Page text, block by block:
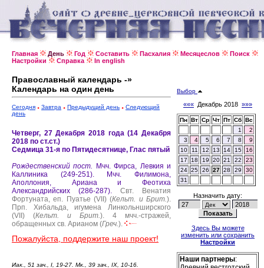
Главная День Год Составить Пасхалия Месяцеслов
Поиск
Настройки
Справка In english
Православный календарь -»
Календарь на один день
Сегодня Завтра Предыдущий день
Следующий
день
Четверг, 27 Декабря 2018 года (14 Декабря
2018 по ст.ст.)
Седмица 31-я по Пятидесятнице, Глас пятый
Рождественский пост.
Мчч. Фирса, Левкия и
Каллиника (249-251).
Мчч. Филимона,
Аполлония, Ариана и Феотиха
Александрийских (286-287). Свт. Венатия
Фортуната, еп. Пуатье (VII) (Кельт. и Брит.).
Прп. Хибальда, игумена Линкольнширского
(VII) (Кельт. и Брит.).
4 мчч.-стражей,
обращенных св. Арианом (Греч.).
Пожалуйста, поддержите наш проект!
Иак., 51 зач., I, 19-27. Мк., 39 зач., IX, 10-16.
Выбор
««« Декабрь 2018 »»»
Пн Вт Ср Чт Пт Сб Вс
1
2
3
4 5 6 7 8
9
10
11 12 13 14 15
16
17
18 19 20 21 22
23
24 25 26 27 28 29
30
31
Назначить дату:
Здесь Вы можете
изменить или сохранить
Настройки
Наши партнеры: